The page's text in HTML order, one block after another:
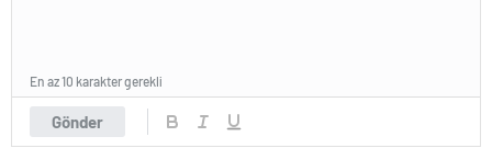
Gönder
En az 10 karakter gerekli